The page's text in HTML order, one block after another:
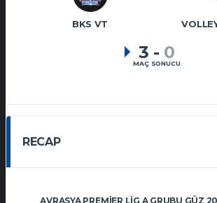
BKS VT
3 - 0
MAÇ SONUCU
RECAP
AVRASYA PREMIER LIG A GRUBU GÜZ